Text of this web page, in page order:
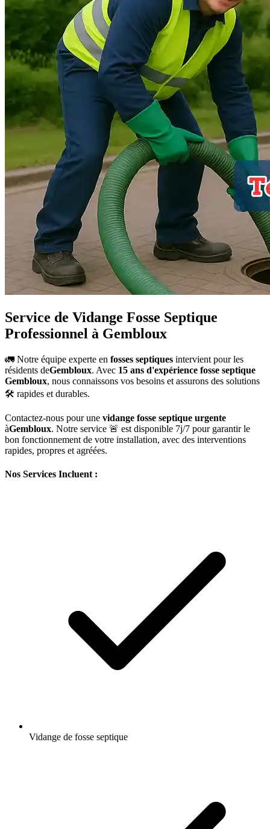
Service de Vidange Fosse Septique
Professionnel à Gembloux
🚛 Notre équipe experte en fosses septiques intervient pour les
résidents deGembloux. Avec 15 ans d'expérience fosse septique
Gembloux, nous connaissons vos besoins et assurons des solutions
🛠️ rapides et durables.
Contactez-nous pour une vidange fosse septique urgente
àGembloux. Notre service 🚨 est disponible 7j/7 pour garantir le
bon fonctionnement de votre installation, avec des interventions
rapides, propres et agréées.
Nos Services Incluent :
Vidange de fosse septique